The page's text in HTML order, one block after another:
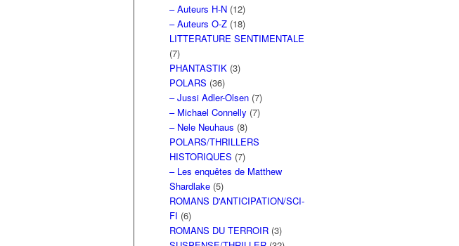
– Auteurs H-N (12)
– Auteurs O-Z (18)
LITTERATURE SENTIMENTALE
(7)
PHANTASTIK (3)
POLARS (36)
– Jussi Adler-Olsen (7)
– Michael Connelly (7)
– Nele Neuhaus (8)
POLARS/THRILLERS
HISTORIQUES (7)
– Les enquêtes de Matthew
Shardlake (5)
ROMANS D'ANTICIPATION/SCI-
FI (6)
ROMANS DU TERROIR (3)